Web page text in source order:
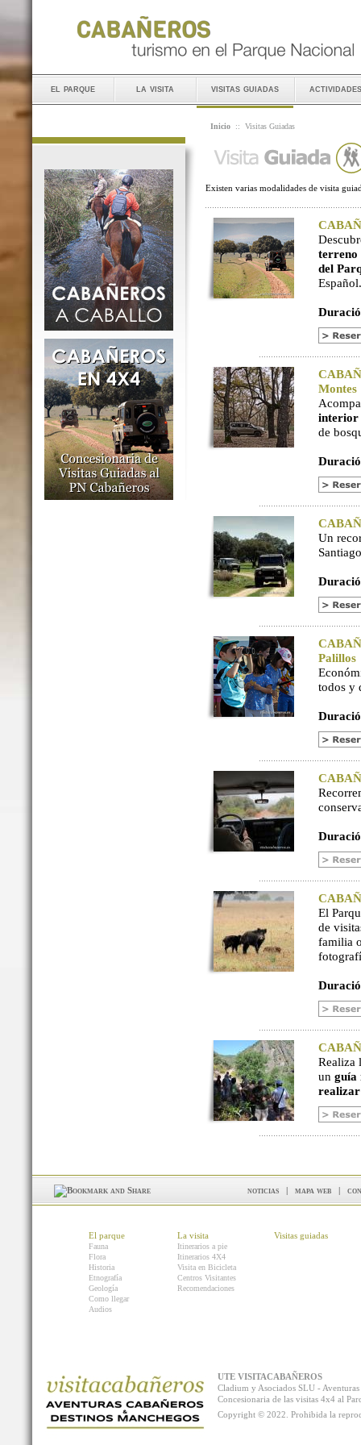
el parque la visita visitas guiadas actividades
Inicio :: Visitas Guiadas
Existen varias modalidades de visita
terreno
del
Español.
Montes
interior
de
Un
Palillos
todos y
El
de
familia
Realiza
un guía
noticias | mapa web |
El parque
Fauna
Flora
Historia
Etnografía
Geología
Como llegar
Audios
La visita
Itinerarios a pie
Itinerarios 4X4
Visita en Bicicleta
Centros Visitantes
Recomendaciones
Visitas guiadas
UTE VISITACABAÑEROS
Cladium y Asociados SLU -
Concesionaria de las visitas 4x4 al
Copyright © 2022. Prohibida la